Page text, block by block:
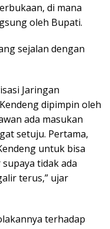
di mana
oleh Bupati.
sejalan dengan
Jaringan
dipimpin oleh
ada masukan
setuju. Pertama,
untuk bisa
tidak ada
terus,” ujar
terhadap